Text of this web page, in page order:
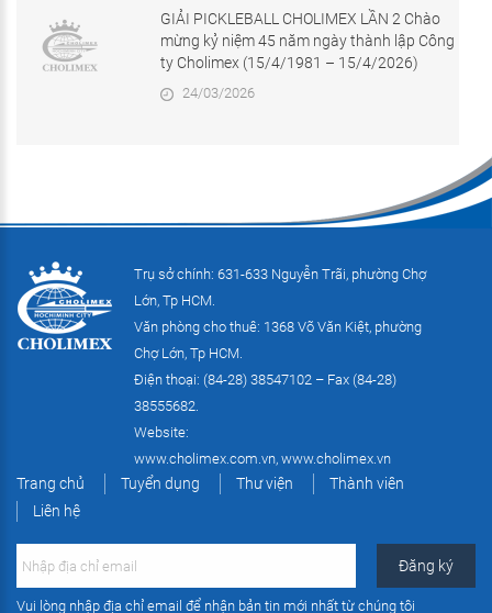
GIẢI PICKLEBALL CHOLIMEX LẦN 2 Chào
mừng kỷ niệm 45 năm ngày thành lập Công
ty Cholimex (15/4/1981 – 15/4/2026)
24/03/2026
Trụ sở chính: 631-633 Nguyễn Trãi, phường Chợ
Lớn, Tp HCM.
Văn phòng cho thuê: 1368 Võ Văn Kiệt, phường
Chợ Lớn, Tp HCM.
Điện thoại: (84-28) 38547102 – Fax (84-28)
38555682.
Website:
www.cholimex.com.vn, www.cholimex.vn
Trang chủ Tuyển dụng Thư viện
Thành viên
Liên hệ
Vui lòng nhập địa chỉ email để nhận bản tin mới nhất từ chúng tôi